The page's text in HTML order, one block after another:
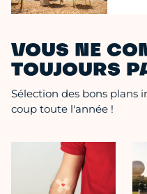
VOUS NE
TOUJOURS
Sélection des bons plans
coup toute l'année !